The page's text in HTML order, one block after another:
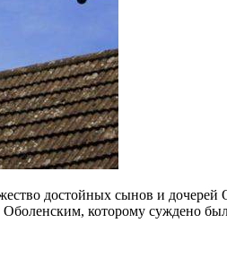
достойных сынов и
которому суждено